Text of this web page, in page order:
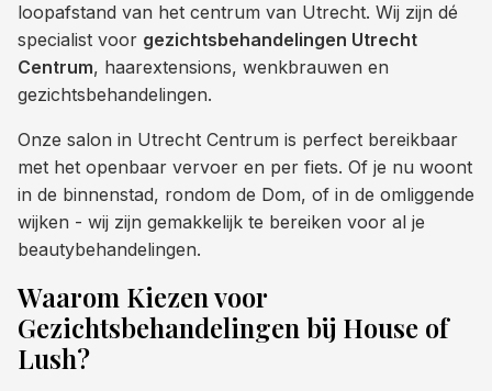
loopafstand van het centrum van Utrecht. Wij zijn dé
specialist voor gezichtsbehandelingen Utrecht
Centrum, haarextensions, wenkbrauwen en
gezichtsbehandelingen.
Onze salon in Utrecht Centrum is perfect bereikbaar
met het openbaar vervoer en per fiets. Of je nu woont
in de binnenstad, rondom de Dom, of in de omliggende
wijken - wij zijn gemakkelijk te bereiken voor al je
beautybehandelingen.
Waarom Kiezen voor
Gezichtsbehandelingen bij House of
Lush?